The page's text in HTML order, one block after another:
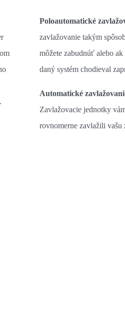
Poloautomatické
zavlažovanie takým
môžete zabudnúť alebo
daný systém chodieval
Automatické
Zavlažovacie jednotky
rovnomerne zavlažili vašu